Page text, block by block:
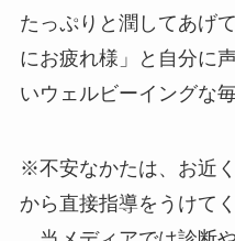
たっぷりと潤してあげ
にお疲れ様」と自分に
いウェルビーイングな
※不安なかたは、お近
から直接指導をうけてく